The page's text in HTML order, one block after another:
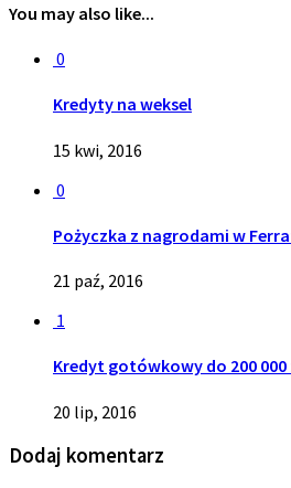
You may also like...
0
Kredyty na weksel
15 kwi, 2016
0
Pożyczka z nagrodami w
21 paź, 2016
1
Kredyt gotówkowy do 200 000
20 lip, 2016
Dodaj komentarz